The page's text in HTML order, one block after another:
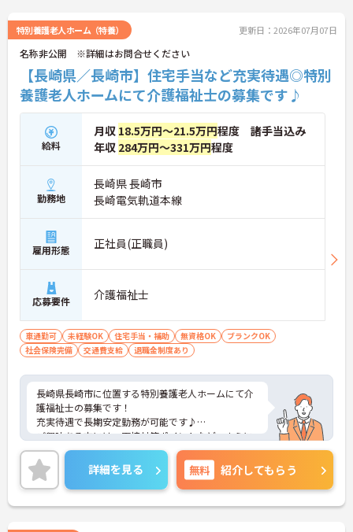
特別養護老人ホーム（特養） 更新日：2026年07月07日
名称非公開 ※詳細はお問合せください
【長崎県／長崎市】住宅手当など充実待遇◎特別
養護老人ホームにて介護福祉士の募集です♪
給料
月収 18.5万円～21.5万円程度 諸手当込み
年収 284万円～331万円程度
勤務地
長崎県 長崎市
長崎電気軌道本線
雇用形態 正社員(正職員)
応募要件 介護福祉士
車通勤可 未経験OK 住宅手当・補助 無資格OK
ブランクOK
社会保険完備
交通費支給 退職金制度あり
長崎県長崎市に位置する特別養護老人ホームにて介
護福祉士の募集です！
充実待遇で長期安定勤務が可能です♪
ご興味ある方には、面接対策ポイントなど、さらに
詳細をお話しいたしますのでお気軽にご相談くださ
い！
詳細を見る 無料 紹介してもらう